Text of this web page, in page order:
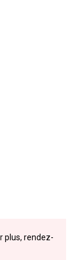
plus, rendez-